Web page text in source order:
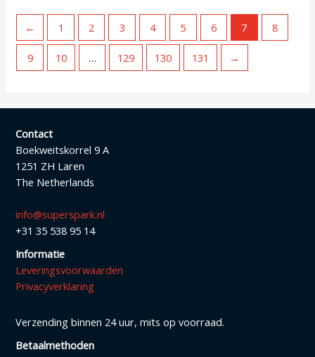
← 1 2 3 4 5 6 7 8
9 10 … 129 130 131 →
Contact
Boekweitskorrel 9 A
1251 ZH Laren
The Netherlands
info@superspark.nl
+31 35 538 95 14
Informatie
Leveringsvoorwaarden
Privacyverklaring
Verzending binnen 24 uur, mits op voorraad.
Betaalmethoden